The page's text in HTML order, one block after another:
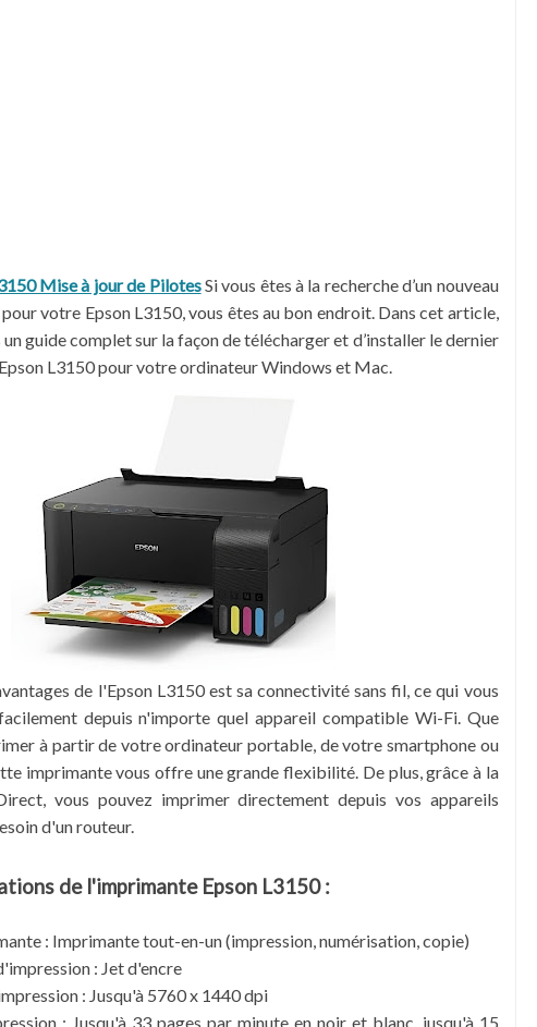
Mise à jour de PilotesSi vous êtes à la recherche d’un nouveau
votre Epson L3150, vous êtes au bon endroit. Dans cet article,
guide complet sur la façon de télécharger et d’installer le dernier
L3150 pour votre ordinateur Windows et Mac.
de l'Epson L3150 est sa connectivité sans fil, ce qui vous
depuis n'importe quel appareil compatible Wi-Fi. Que
à partir de votre ordinateur portable, de votre smartphone ou
imprimante vous offre une grande flexibilité. De plus, grâce à la
vous pouvez imprimer directement depuis vos appareils
d'un routeur.
de l'imprimante Epson L3150 :
: Imprimante tout-en-un (impression, numérisation, copie)
: Jet d'encre
: Jusqu'à 5760 x 1440 dpi
: Jusqu'à 33 pages par minute en noir et blanc, jusqu'à 15